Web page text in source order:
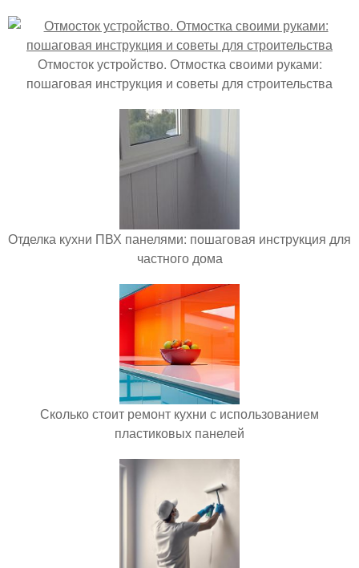
Отмосток устройство. Отмостка своими руками:
пошаговая инструкция и советы для строительства
Отделка кухни ПВХ панелями: пошаговая инструкция для
частного дома
Сколько стоит ремонт кухни с использованием
пластиковых панелей